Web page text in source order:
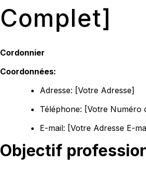
Complet]
Cordonnier
Coordonnées:
Adresse: [Votre Adresse]
Téléphone: [Votre Numéro
E-mail: [Votre Adresse E-
Objectif